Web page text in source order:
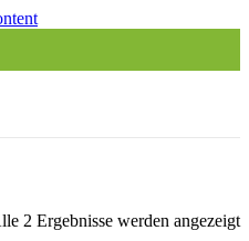
2 Ergebnisse werden angezeigt